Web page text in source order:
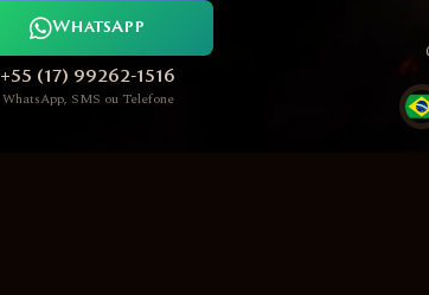
WhatsApp
+55 (17) 99262-1516
WhatsApp, SMS ou Telefone